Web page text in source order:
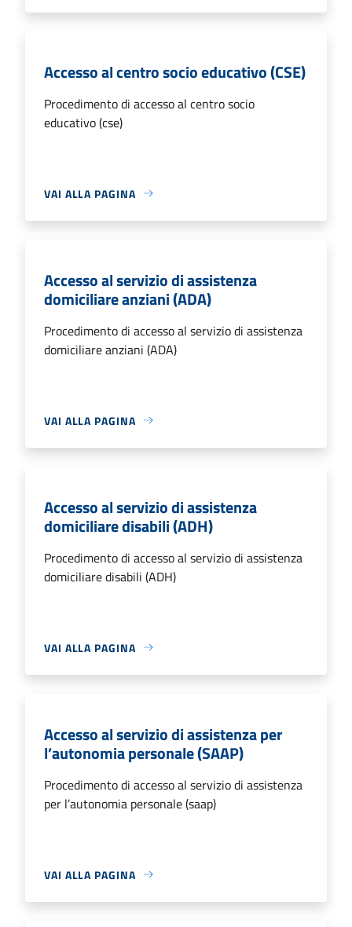
Accesso al centro socio educativo (CSE)
Procedimento di accesso al centro socio
educativo (cse)
VAI ALLA PAGINA
Accesso al servizio di assistenza
domiciliare anziani (ADA)
Procedimento di accesso al servizio di assistenza
domiciliare anziani (ADA)
VAI ALLA PAGINA
Accesso al servizio di assistenza
domiciliare disabili (ADH)
Procedimento di accesso al servizio di assistenza
domiciliare disabili (ADH)
VAI ALLA PAGINA
Accesso al servizio di assistenza per
l’autonomia personale (SAAP)
Procedimento di accesso al servizio di assistenza
per l’autonomia personale (saap)
VAI ALLA PAGINA